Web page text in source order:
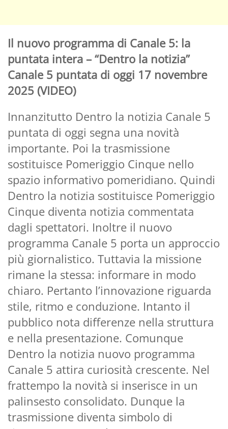
Il nuovo programma di Canale 5: la
puntata intera – “Dentro la notizia”
Canale 5 puntata di oggi 17 novembre
2025 (VIDEO)
Innanzitutto Dentro la notizia Canale 5
puntata di oggi segna una novità
importante. Poi la trasmissione
sostituisce Pomeriggio Cinque nello
spazio informativo pomeridiano. Quindi
Dentro la notizia sostituisce Pomeriggio
Cinque diventa notizia commentata
dagli spettatori. Inoltre il nuovo
programma Canale 5 porta un approccio
più giornalistico. Tuttavia la missione
rimane la stessa: informare in modo
chiaro. Pertanto l’innovazione riguarda
stile, ritmo e conduzione. Intanto il
pubblico nota differenze nella struttura
e nella presentazione. Comunque
Dentro la notizia nuovo programma
Canale 5 attira curiosità crescente. Nel
frattempo la novità si inserisce in un
palinsesto consolidato. Dunque la
trasmissione diventa simbolo di